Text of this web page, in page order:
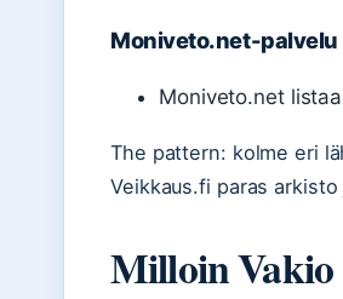
Moniveto.net-palvelu
Moniveto.net
The pattern: kolme eri
Veikkaus.fi paras
Milloin Vakio